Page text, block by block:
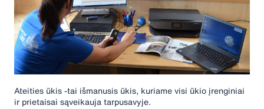
Ateities ūkis -tai išmanusis ūkis, kuriame visi ūkio įrenginiai
ir prietaisai sąveikauja tarpusavyje.